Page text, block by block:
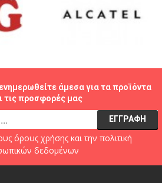
άμεσα για τα προϊόντα
τις προσφορές μας
όρους χρήσηςκαι την πολιτική
δεδομένων